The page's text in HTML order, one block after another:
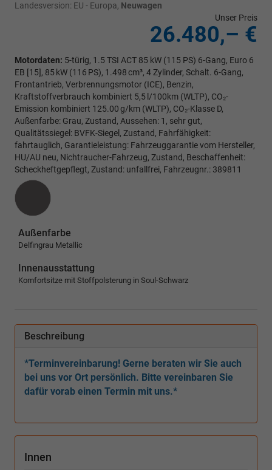
Landesversion: EU - Europa, Neuwagen
Unser Preis
26.480,– €
Motordaten: 5-türig, 1.5 TSI ACT 85 kW (115 PS) 6-Gang, Euro 6
EB [15], 85 kW (116 PS), 1.498 cm³, 4 Zylinder, Schalt. 6-Gang,
Frontantrieb, Verbrennungsmotor (ICE), Benzin,
Kraftstoffverbrauch kombiniert 5,5 l/100km (WLTP), CO₂-
Emission kombiniert 125.00 g/km (WLTP), CO₂-Klasse D,
Außenfarbe: Grau, Zustand, Aussehen: 1, sehr gut,
Qualitätssiegel: BVFK-Siegel, Zustand, Fahrfähigkeit:
fahrtauglich, Garantieleistung: Fahrzeuggarantie vom Hersteller,
HU/AU neu, Nichtraucher-Fahrzeug, Zustand, Beschaffenheit:
Scheckheftgepflegt, Zustand: unfallfrei, Fahrzeugnr.: 389811
Außenfarbe
Delfingrau Metallic
Innenausstattung
Komfortsitze mit Stoffpolsterung in Soul-Schwarz
Beschreibung
*Terminvereinbarung! Gerne beraten wir Sie auch
bei uns vor Ort persönlich. Bitte vereinbaren Sie
dafür vorab einen Termin mit uns.*
Innen